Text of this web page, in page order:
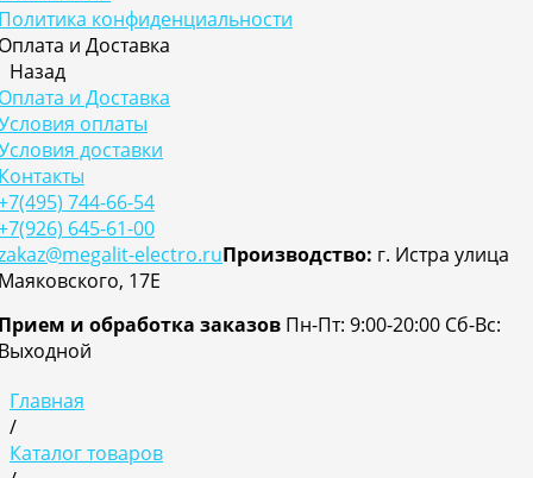
конфиденциальности
и Доставка
Назад
и Доставка
оплаты
доставки
744-66-54
645-61-00
electro.ruПроизводство: г. Истра улица
17Е
и обработка заказов Пн-Пт: 9:00-20:00 Cб-Вс:
Главная
/
Каталог товаров